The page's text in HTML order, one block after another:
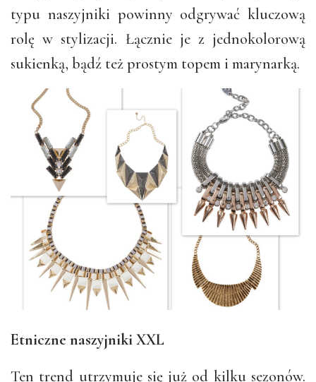
typu naszyjniki powinny odgrywać kluczową
rolę w stylizacji. Łącznie je z jednokolorową
sukienką, bądź też prostym topem i marynarką.
Etniczne naszyjniki XXL
Ten trend utrzymuje się już od kilku sezonów.